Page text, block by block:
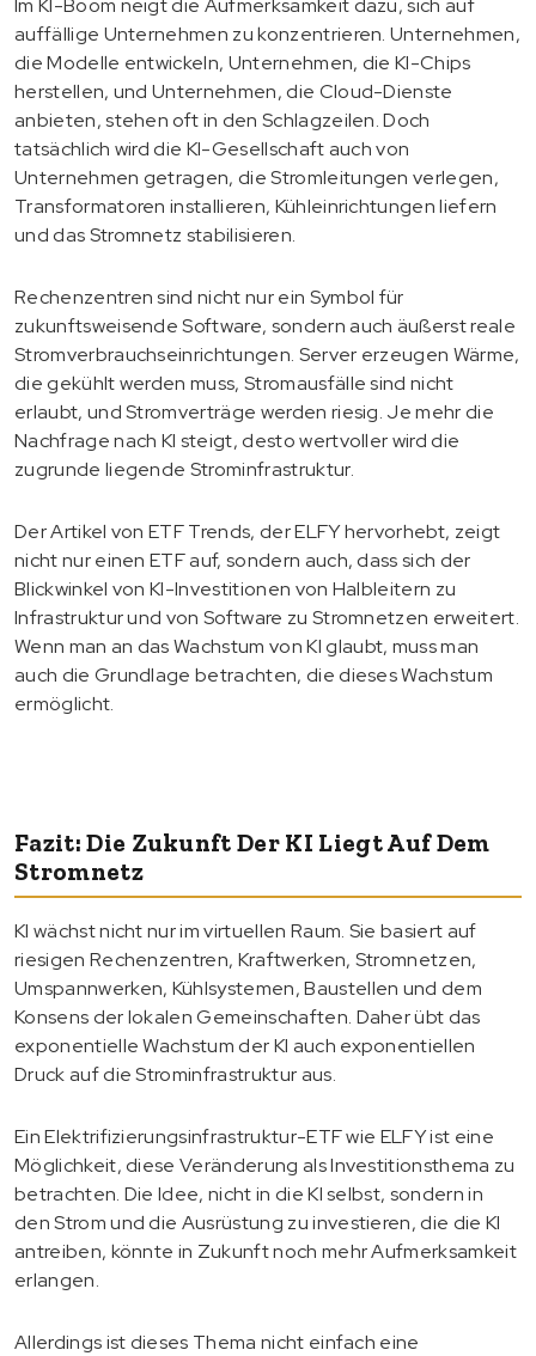
Im KI-Boom neigt die Aufmerksamkeit dazu, sich auf
auffällige Unternehmen zu konzentrieren. Unternehmen,
die Modelle entwickeln, Unternehmen, die KI-Chips
herstellen, und Unternehmen, die Cloud-Dienste
anbieten, stehen oft in den Schlagzeilen. Doch
tatsächlich wird die KI-Gesellschaft auch von
Unternehmen getragen, die Stromleitungen verlegen,
Transformatoren installieren, Kühleinrichtungen liefern
und das Stromnetz stabilisieren.
Rechenzentren sind nicht nur ein Symbol für
zukunftsweisende Software, sondern auch äußerst reale
Stromverbrauchseinrichtungen. Server erzeugen Wärme,
die gekühlt werden muss, Stromausfälle sind nicht
erlaubt, und Stromverträge werden riesig. Je mehr die
Nachfrage nach KI steigt, desto wertvoller wird die
zugrunde liegende Strominfrastruktur.
Der Artikel von ETF Trends, der ELFY hervorhebt, zeigt
nicht nur einen ETF auf, sondern auch, dass sich der
Blickwinkel von KI-Investitionen von Halbleitern zu
Infrastruktur und von Software zu Stromnetzen erweitert.
Wenn man an das Wachstum von KI glaubt, muss man
auch die Grundlage betrachten, die dieses Wachstum
ermöglicht.
Fazit: Die Zukunft Der KI Liegt Auf Dem
Stromnetz
KI wächst nicht nur im virtuellen Raum. Sie basiert auf
riesigen Rechenzentren, Kraftwerken, Stromnetzen,
Umspannwerken, Kühlsystemen, Baustellen und dem
Konsens der lokalen Gemeinschaften. Daher übt das
exponentielle Wachstum der KI auch exponentiellen
Druck auf die Strominfrastruktur aus.
Ein Elektrifizierungsinfrastruktur-ETF wie ELFY ist eine
Möglichkeit, diese Veränderung als Investitionsthema zu
betrachten. Die Idee, nicht in die KI selbst, sondern in
den Strom und die Ausrüstung zu investieren, die die KI
antreiben, könnte in Zukunft noch mehr Aufmerksamkeit
erlangen.
Allerdings ist dieses Thema nicht einfach eine